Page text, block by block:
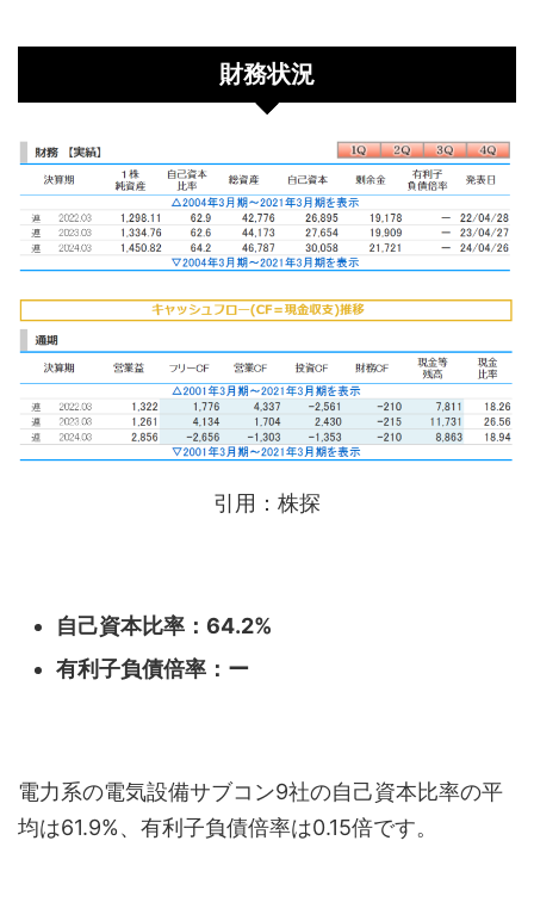
財務状況
引用：株探
自己資本比率：64.2%
有利子負債倍率：ー
電力系の電気設備サブコン9社の自己資本比率の平
均は61.9%、有利子負債倍率は0.15倍です。